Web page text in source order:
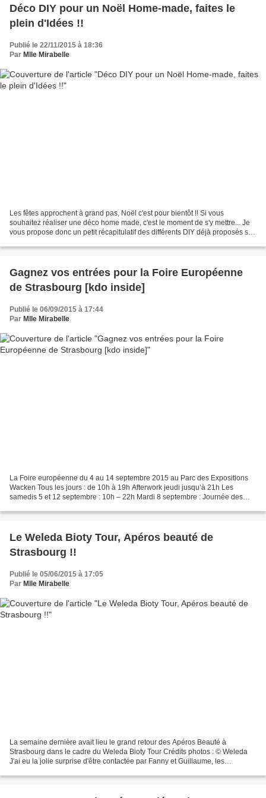
Déco DIY pour un Noël Home-made, faites le
plein d'Idées !!
Publié le 22/11/2015 à 18:36
Par Mlle Mirabelle
Les fêtes approchent à grand pas, Noël c'est pour bientôt !! Si vous
souhaitez réaliser une déco home made, c'est le moment de s'y mettre... Je
vous propose donc un petit récapitulatif des différents DIY déjà proposés sur
Gagnez vos entrées pour la Foire Européenne
de Strasbourg [kdo inside]
Publié le 06/09/2015 à 17:44
Par Mlle Mirabelle
La Foire européenne du 4 au 14 septembre 2015 au Parc des Expositions
Wacken Tous les jours : de 10h à 19h Afterwork jeudi jusqu’à 21h Les
samedis 5 et 12 septembre : 10h – 22h Mardi 8 septembre : Journée des
Le Weleda Bioty Tour, Apéros beauté de
Strasbourg !!
Publié le 05/06/2015 à 17:05
Par Mlle Mirabelle
La semaine dernière avait lieu le grand retour des Apéros Beauté à
Strasbourg dans le cadre du Weleda Bioty Tour Crédits photos : © Weleda
J'ai eu la jolie surprise d'être contactée par Fanny et Guillaume, les